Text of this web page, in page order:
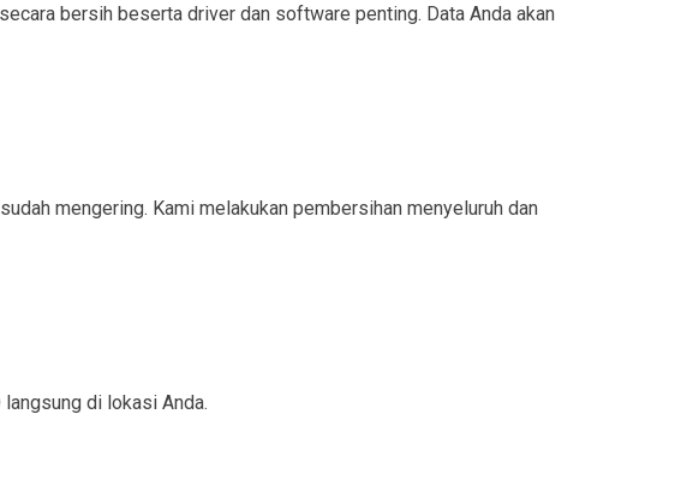
bersih beserta driver dan software penting. Data Anda akan
mengering. Kami melakukan pembersihan menyeluruh dan
di lokasi Anda.